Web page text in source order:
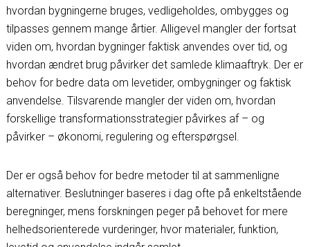
hvordan bygningerne bruges, vedligeholdes, ombygges og
tilpasses gennem mange årtier. Alligevel mangler der fortsat
viden om, hvordan bygninger faktisk anvendes over tid, og
hvordan ændret brug påvirker det samlede klimaaftryk. Der er
behov for bedre data om levetider, ombygninger og faktisk
anvendelse. Tilsvarende mangler der viden om, hvordan
forskellige transformationsstrategier påvirkes af – og
påvirker – økonomi, regulering og efterspørgsel.
Der er også behov for bedre metoder til at sammenligne
alternativer. Beslutninger baseres i dag ofte på enkeltstående
beregninger, mens forskningen peger på behovet for mere
helhedsorienterede vurderinger, hvor materialer, funktion,